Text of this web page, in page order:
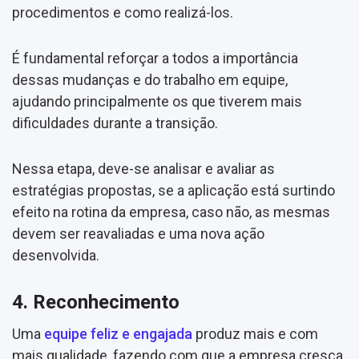
procedimentos e como realizá-los.
É fundamental reforçar a todos a importância
dessas mudanças e do trabalho em equipe,
ajudando principalmente os que tiverem mais
dificuldades durante a transição.
Nessa etapa, deve-se analisar e avaliar as
estratégias propostas, se a aplicação está surtindo
efeito na rotina da empresa, caso não, as mesmas
devem ser reavaliadas e uma nova ação
desenvolvida.
4. Reconhecimento
Uma equipe feliz e engajada produz mais e com
mais qualidade, fazendo com que a empresa cresça